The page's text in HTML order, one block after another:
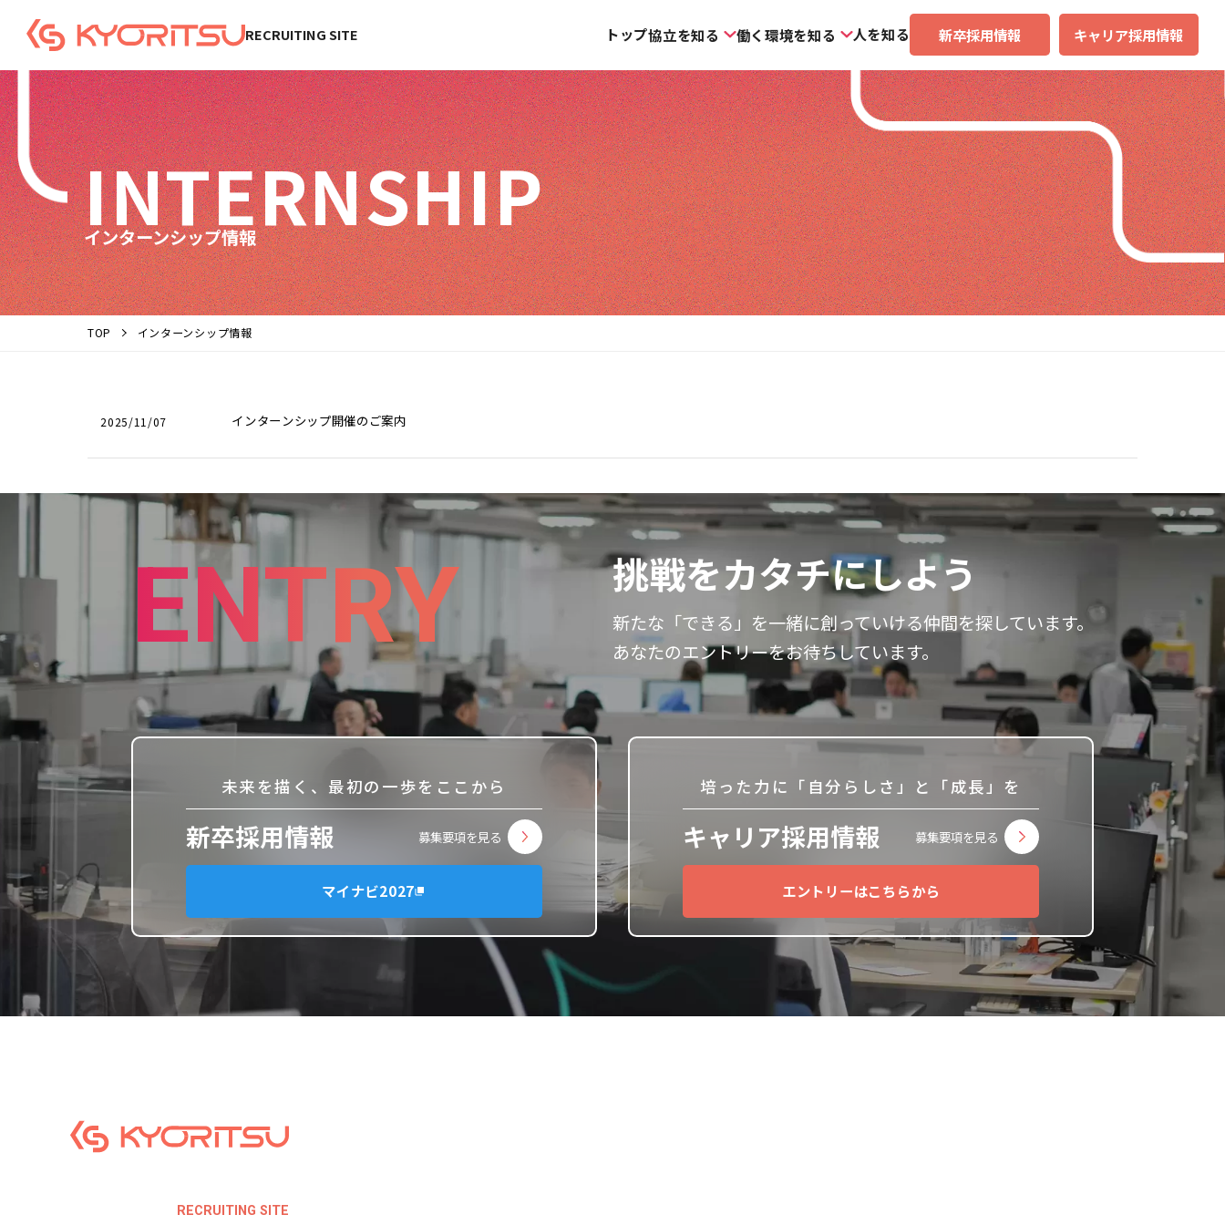
RECRUITING SITE トップ協立を知る 働く環境を知る 人を知る 新卒採用情報 キャリア採用情報
INTERNSHIP
インターンシップ情報
TOP インターンシップ情報
2025/11/07 インターンシップ開催のご案内
ENTRY 挑戦をカタチにしよう
新たな「できる」を一緒に創っていける仲間を探しています。
あなたのエントリーをお待ちしています。
未来を描く、最初の一歩をここから
新卒採用情報 募集要項を見る
マイナビ2027
培った力に「自分らしさ」と「成長」を
キャリア採用情報 募集要項を見る
エントリーはこちらから
RECRUITING SITE